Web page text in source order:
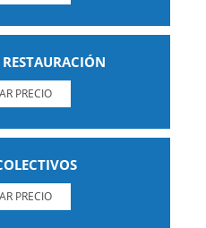
PRECIO
PRECIO